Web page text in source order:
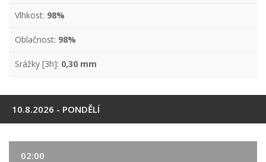
Vlhkost: 98%
Oblačnost: 98%
Srážky [3h]: 0,30 mm
10.8.2026 - PONDĚLÍ
02:00